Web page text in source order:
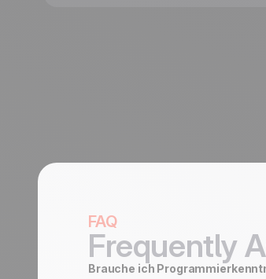
FAQ
Frequently
Brauche ich